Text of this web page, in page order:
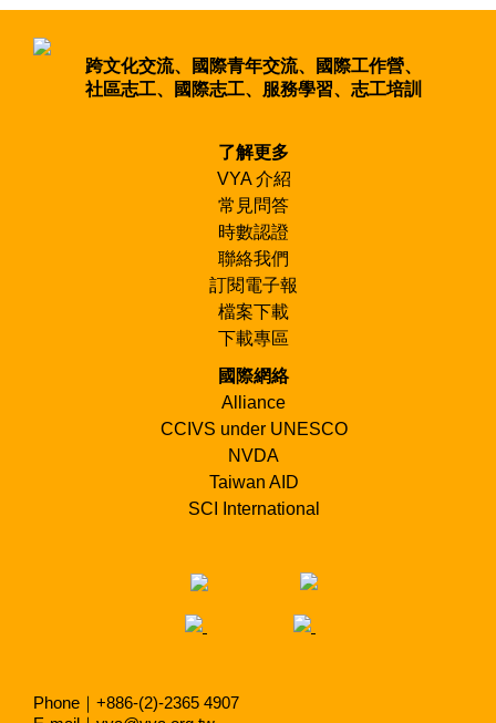
LTV：長期性的志願服務
MAINT：維持性質的工作
MANUAL：設定好的工作，勞工
MIXED AGE：特別歡迎超過30歲的志願者
PATRI ：古蹟修護、公共建設類型工作
PHYS：與身體障礙者一同工作
RENO：更新修復建物的工作
SOCIAL：社會關懷工作,社會計畫
STUDY：討論式/非正規教育的學習
TEEN：開放給18歲以下的青少年志願者
WOMEN：只招募女性志願者
YOGA：與瑜伽有關係的工作
跨文化交流、國際青年交流、國際工作營、
社區志工、國際志工、服務學習、志工培訓
了解更多
VYA 介紹
常見問答
時數認證
聯絡我們
訂閱電子報
檔案下載
下載專區
國際網絡
Alliance
CCIVS under UNESCO
NVDA
Taiwan AID
SCI International
Phone｜+886-(2)-2365 4907